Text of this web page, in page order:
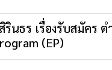
รินธร เรื่องรับสมัคร
(EP)